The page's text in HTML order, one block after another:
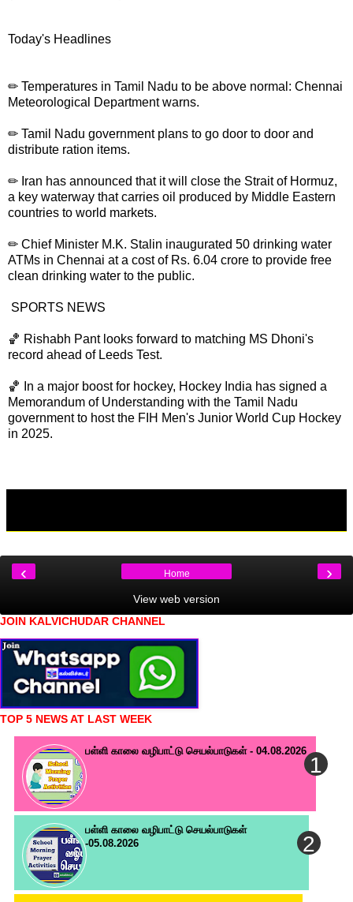
Today's Headlines
✏ Temperatures in Tamil Nadu to be above normal: Chennai
Meteorological Department warns.
✏ Tamil Nadu government plans to go door to door and
distribute ration items.
✏ Iran has announced that it will close the Strait of Hormuz,
a key waterway that carries oil produced by Middle Eastern
countries to world markets.
✏ Chief Minister M.K. Stalin inaugurated 50 drinking water
ATMs in Chennai at a cost of Rs. 6.04 crore to provide free
clean drinking water to the public.
SPORTS NEWS
🏀 Rishabh Pant looks forward to matching MS Dhoni's
record ahead of Leeds Test.
🏀 In a major boost for hockey, Hockey India has signed a
Memorandum of Understanding with the Tamil Nadu
government to host the FIH Men's Junior World Cup Hockey
in 2025.
‹ ›
Home
View web version
JOIN KALVICHUDAR CHANNEL
TOP 5 NEWS AT LAST WEEK
பள்ளி காலை வழிபாட்டு செயல்பாடுகள் - 04.08.2026
பள்ளி காலை வழிபாட்டு செயல்பாடுகள்
-05.08.2026